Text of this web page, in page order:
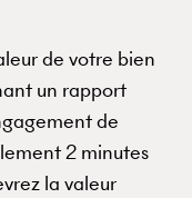
de votre bien
un rapport
de
2 minutes
la valeur